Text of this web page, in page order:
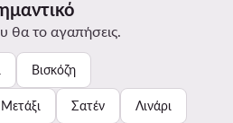
θα το αγαπήσεις.
Βισκόζη
Μετάξι Σατέν Λινάρι